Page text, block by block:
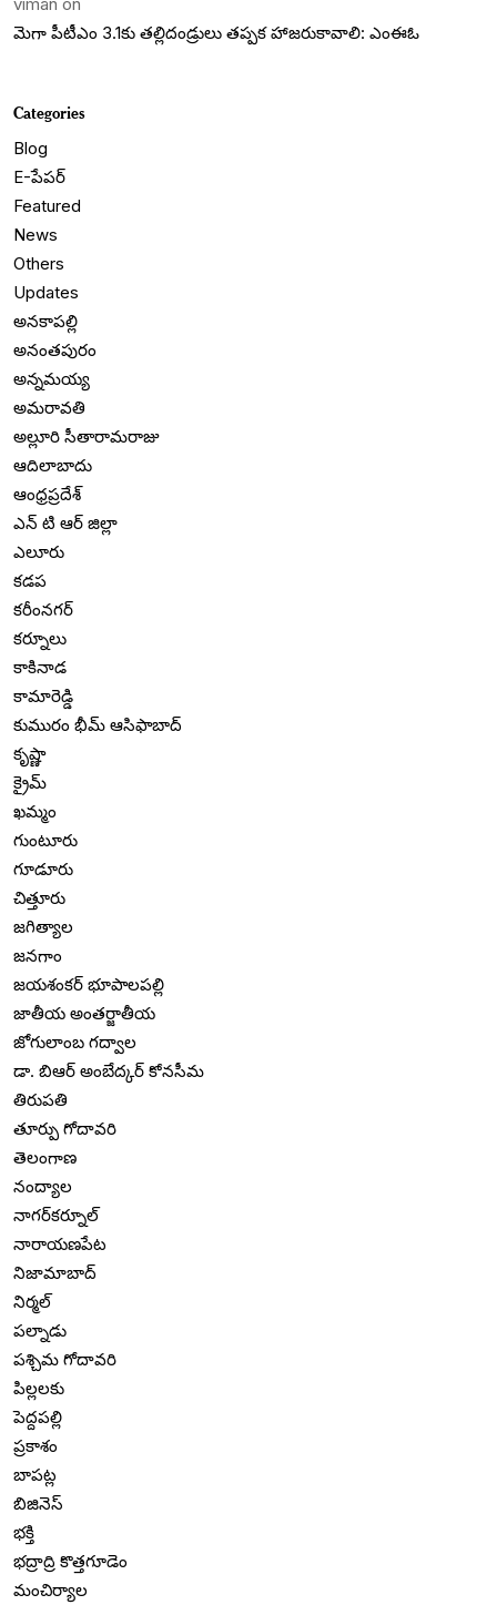
మెగా పీటీఎం 3.1కు తల్లిదండ్రులు తప్పక హాజరుకావాలి: ఎంఈఓ
Categories
Blog
E-పేపర్
Featured
News
Others
Updates
అనకాపల్లి
అనంతపురం
అన్నమయ్య
అమరావతి
అల్లూరి సీతారామరాజు
ఆదిలాబాదు
ఆంధ్రప్రదేశ్
ఎన్ టి ఆర్ జిల్లా
ఎలూరు
కడప
కరీంనగర్
కర్నూలు
కాకినాడ
కామారెడ్డి
కుమురం భీమ్ ఆసిఫాబాద్
కృష్ణా
క్రైమ్
ఖమ్మం
గుంటూరు
గూడూరు
చిత్తూరు
జగిత్యాల
జనగాం
జయశంకర్ భూపాలపల్లి
జాతీయ అంతర్జాతీయ
జోగులాంబ గద్వాల
డా. బిఆర్ అంబేద్కర్ కోనసీమ
తిరుపతి
తూర్పు గోదావరి
తెలంగాణ
నంద్యాల
నాగర్‌కర్నూల్
నారాయణపేట
నిజామాబాద్
నిర్మల్
పల్నాడు
పశ్చిమ గోదావరి
పిల్లలకు
పెద్దపల్లి
ప్రకాశం
బాపట్ల
బిజినెస్
భక్తి
భద్రాద్రి కొత్తగూడెం
మంచిర్యాల